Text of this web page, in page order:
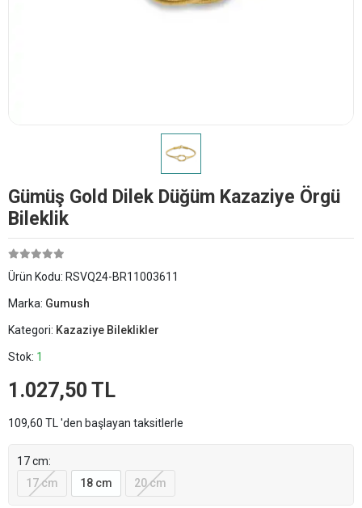
Gümüş Gold Dilek Düğüm Kazaziye Örgü
Bileklik
Ürün Kodu: RSVQ24-BR11003611
Marka: Gumush
Kategori: Kazaziye Bileklikler
Stok: 1
1.027,50 TL
109,60 TL 'den başlayan taksitlerle
17 cm:
17 cm
18 cm 20 cm